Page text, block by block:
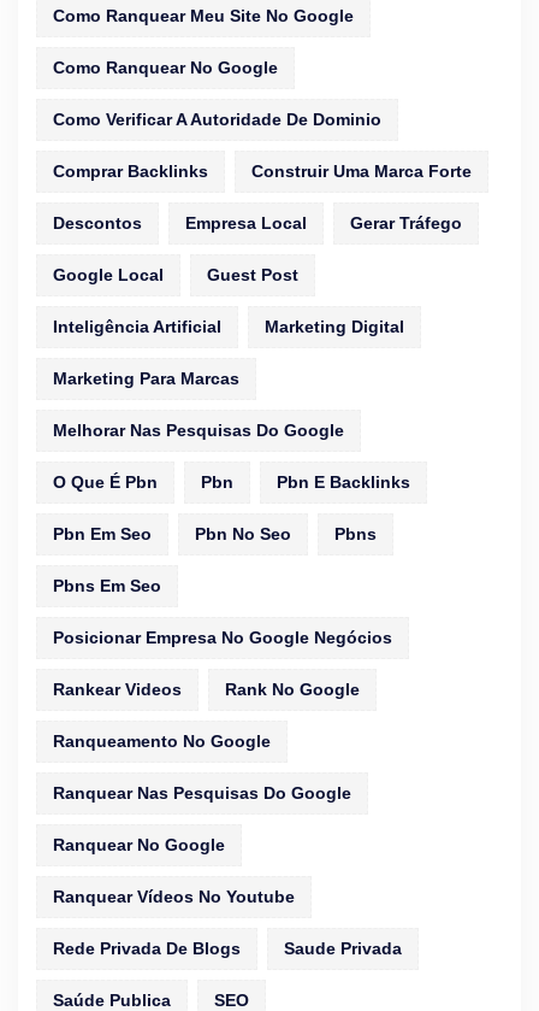
Como Ranquear Meu Site No Google
Como Ranquear No Google
Como Verificar A Autoridade De Dominio
Comprar Backlinks Construir Uma Marca Forte
Descontos Empresa Local Gerar Tráfego
Google Local Guest Post
Inteligência Artificial Marketing Digital
Marketing Para Marcas
Melhorar Nas Pesquisas Do Google
O Que É Pbn Pbn Pbn E Backlinks
Pbn Em Seo Pbn No Seo Pbns
Pbns Em Seo
Posicionar Empresa No Google Negócios
Rankear Videos Rank No Google
Ranqueamento No Google
Ranquear Nas Pesquisas Do Google
Ranquear No Google
Ranquear Vídeos No Youtube
Rede Privada De Blogs Saude Privada
Saúde Publica SEO